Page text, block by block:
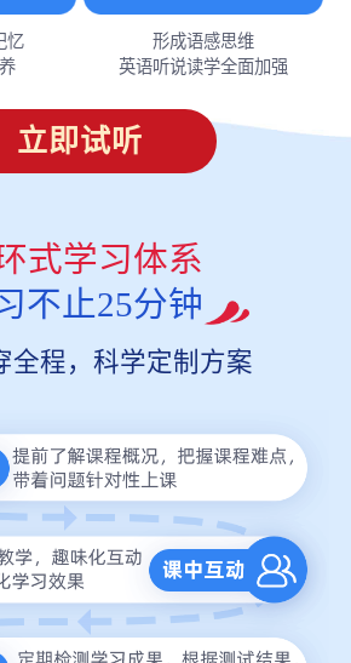
忆
形成语感思维
英语听说读学全面加强
立即试听
式学习体系
不止25分钟
全程，科学定制方案